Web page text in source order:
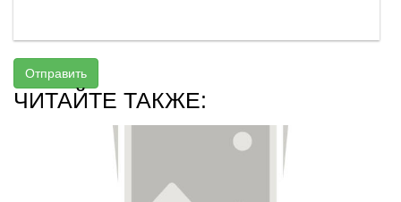
Отправить
ЧИТАЙТЕ ТАКЖЕ: